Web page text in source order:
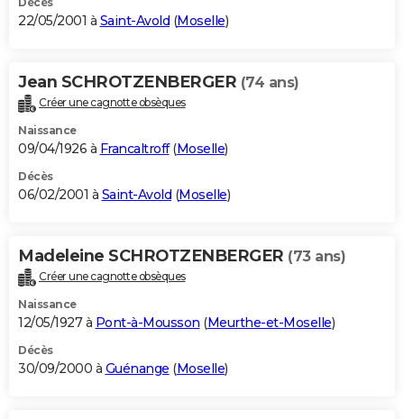
22/05/2001 à Saint-Avold (Moselle)
Jean SCHROTZENBERGER (74 ans)
Créer une cagnotte obsèques
Naissance
09/04/1926 à Francaltroff(Moselle)
Décès
06/02/2001 à Saint-Avold (Moselle)
Madeleine SCHROTZENBERGER (73 ans)
Créer une cagnotte obsèques
Naissance
12/05/1927 à Pont-à-Mousson (Meurthe-et-Moselle)
Décès
30/09/2000 à Guénange (Moselle)